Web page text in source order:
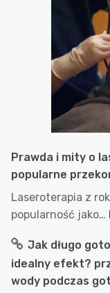
Prawda i mity o
popularne
Laseroterapia z
popularność jako…
Jak długo
idealny efekt?
wody podczas